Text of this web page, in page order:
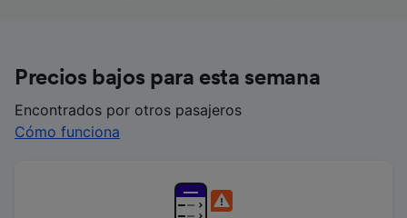
Precios bajos para esta semana
Encontrados por otros pasajeros
Cómo funciona